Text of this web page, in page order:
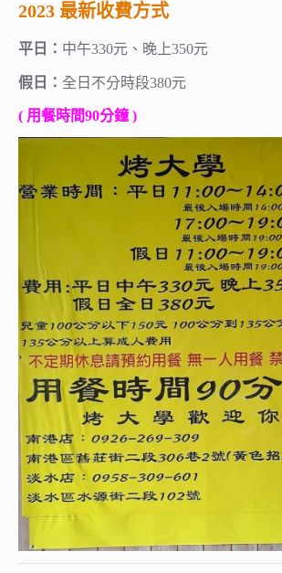
2023 最新收費方式
平日： 中午330元、晚上350元
假日： 全日不分時段380元
( 用餐時間90分鐘 )